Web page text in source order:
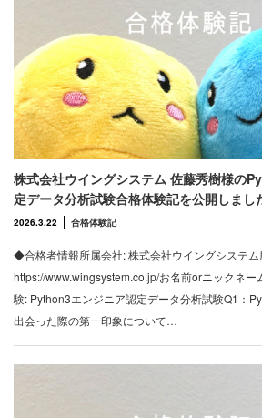
株式会社ウイングシステム 佐藤秀樹様の
定データ分析試験合格体験記を公開しまし
2026.3.22 合格体験記
◆合格者情報所属会社: 株式会社ウイングシステ
https://www.wingsystem.co.jp/お名前orニックネー
験: Python3エンジニア認定データ分析試験Q1：
出会った際の第一印象について…